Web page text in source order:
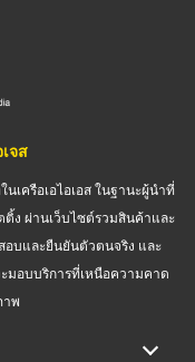
จส
เครือเอไอเอส ในฐานะผู้นำที่
ง ผ่านเว็บไซต์รวมสินค้าและ
อบและยืนยันตัวตนจริง และ
มอบบริการที่เหนือความคาด
พ